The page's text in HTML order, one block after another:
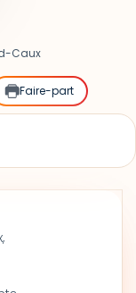
Caux
Faire-part